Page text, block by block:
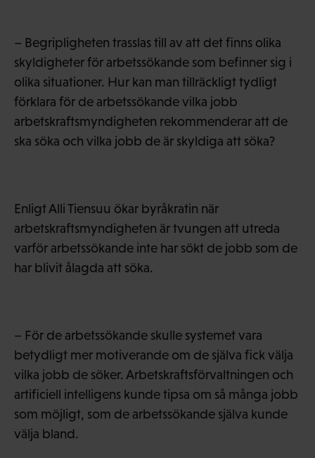
– Begripligheten trasslas till av att det finns olika
skyldigheter för arbetssökande som befinner sig i
olika situationer. Hur kan man tillräckligt tydligt
förklara för de arbetssökande vilka jobb
arbetskraftsmyndigheten rekommenderar att de
ska söka och vilka jobb de är skyldiga att söka?
Enligt Alli Tiensuu ökar byråkratin när
arbetskraftsmyndigheten är tvungen att utreda
varför arbetssökande inte har sökt de jobb som de
har blivit ålagda att söka.
– För de arbetssökande skulle systemet vara
betydligt mer motiverande om de själva fick välja
vilka jobb de söker. Arbetskraftsförvaltningen och
artificiell intelligens kunde tipsa om så många jobb
som möjligt, som de arbetssökande själva kunde
välja bland.